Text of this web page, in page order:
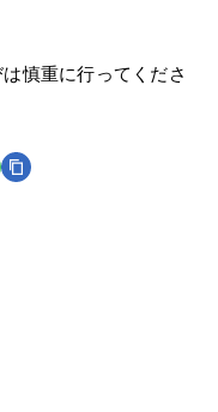
慎重に行ってくださ